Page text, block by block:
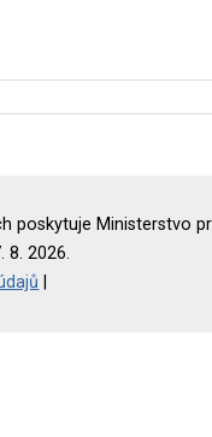
poskytuje Ministerstvo
8. 2026.